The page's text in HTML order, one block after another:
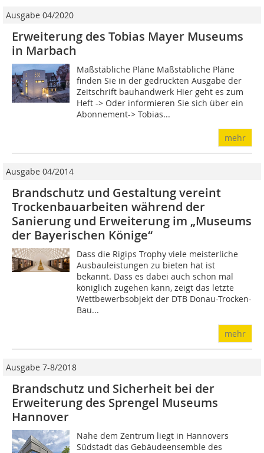
Ausgabe 04/2020
Erweiterung des Tobias Mayer Museums
in Marbach
Maßstäbliche Pläne Maßstäbliche Pläne
finden Sie in der gedruckten Ausgabe der
Zeitschrift bauhandwerk Hier geht es zum
Heft -> Oder informieren Sie sich über ein
Abonnement-> Tobias...
mehr
Ausgabe 04/2014
Brandschutz und Gestaltung vereint
Trockenbauarbeiten während der
Sanierung und Erweiterung im „Museums
der Bayerischen Könige“
Dass die Rigips Trophy viele meisterliche
Ausbauleistungen zu bieten hat ist
bekannt. Dass es dabei auch schon mal
königlich zugehen kann, zeigt das letzte
Wettbewerbsobjekt der DTB Donau-Trocken-
Bau...
mehr
Ausgabe 7-8/2018
Brandschutz und Sicherheit bei der
Erweiterung des Sprengel Museums
Hannover
Nahe dem Zentrum liegt in Hannovers
Südstadt das Gebäudeensemble des